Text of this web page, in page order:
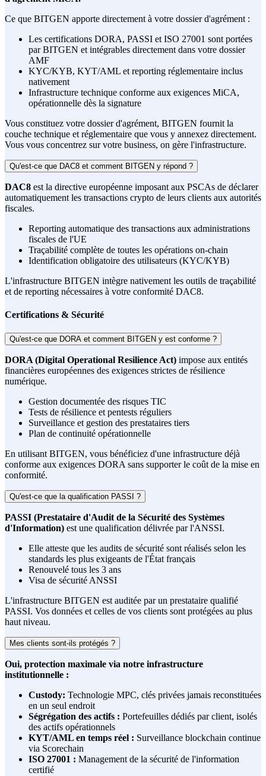
Ce que BITGEN apporte directement à votre dossier d'agrément :
Les certifications DORA, PASSI et ISO 27001 sont portées
par BITGEN et intégrables directement dans votre dossier
AMF
KYC/KYB, KYT/AML et reporting réglementaire inclus
nativement
Infrastructure technique conforme aux exigences MiCA,
opérationnelle dès la signature
Vous constituez votre dossier d'agrément, BITGEN fournit la
couche technique et réglementaire que vous y annexez directement.
Vous vous concentrez sur votre business, on gère l'infrastructure.
Qu'est-ce que DAC8 et comment BITGEN y répond ?
DAC8 est la directive européenne imposant aux PSCAs de déclarer
automatiquement les transactions crypto de leurs clients aux autorités
fiscales.
Reporting automatique des transactions aux administrations
fiscales de l'UE
Traçabilité complète de toutes les opérations on-chain
Identification obligatoire des utilisateurs (KYC/KYB)
L'infrastructure BITGEN intègre nativement les outils de traçabilité
et de reporting nécessaires à votre conformité DAC8.
Certifications & Sécurité
Qu'est-ce que DORA et comment BITGEN y est conforme ?
DORA (Digital Operational Resilience Act) impose aux entités
financières européennes des exigences strictes de résilience
numérique.
Gestion documentée des risques TIC
Tests de résilience et pentests réguliers
Surveillance et gestion des prestataires tiers
Plan de continuité opérationnelle
En utilisant BITGEN, vous bénéficiez d'une infrastructure déjà
conforme aux exigences DORA sans supporter le coût de la mise en
conformité.
Qu'est-ce que la qualification PASSI ?
PASSI (Prestataire d'Audit de la Sécurité des Systèmes
d'Information) est une qualification délivrée par l'ANSSI.
Elle atteste que les audits de sécurité sont réalisés selon les
standards les plus exigeants de l'État français
Renouvelé tous les 3 ans
Visa de sécurité ANSSI
L'infrastructure BITGEN est auditée par un prestataire qualifié
PASSI. Vos données et celles de vos clients sont protégées au plus
haut niveau.
Mes clients sont-ils protégés ?
Oui, protection maximale via notre infrastructure
institutionnelle :
Custody: Technologie MPC, clés privées jamais reconstituées
en un seul endroit
Ségrégation des actifs : Portefeuilles dédiés par client, isolés
des actifs opérationnels
KYT/AML en temps réel : Surveillance blockchain continue
via Scorechain
ISO 27001 : Management de la sécurité de l'information
certifié